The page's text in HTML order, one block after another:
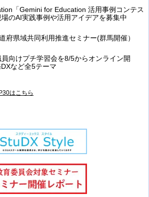
「Gemini for Education 活用事例コンテス
のAI実践事例や活用アイデアを募集中
府県域共同利用推進セミナー(群馬開催）
向けプチ学習会を8/5からオンライン開
など全5テーマ
はこちら